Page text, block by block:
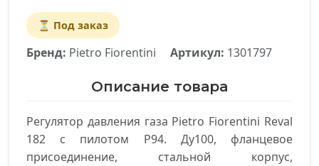
⏳ Под заказ
Бренд: Pietro Fiorentini Артикул: 1301797
Описание товара
Регулятор давления газа Pietro Fiorentini Reval
182 с пилотом P94. Ду100, фланцевое
присоединение, стальной корпус,